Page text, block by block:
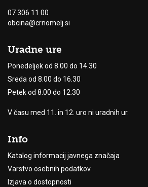
07 306 11 00
obcina@crnomelj.si
Uradne ure
Ponedeljek od 8.00 do 14.30
Sreda od 8.00 do 16.30
Petek od 8.00 do 12.30
V času med 11. in 12. uro ni uradnih ur.
Info
Katalog informacij javnega značaja
Varstvo osebnih podatkov
Izjava o dostopnosti